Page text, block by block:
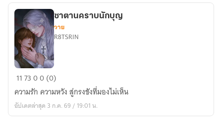
ซาตาน
คราบ
นักบุญ
ซาตานคราบนักบุญ
วาย
R8TSRIN
117300 (0)
ความรัก ความหวัง สู่กรงขังที่มองไม่เห็น
อัปเดตล่าสุด 3 ก.ค. 69 / 19:01 น.